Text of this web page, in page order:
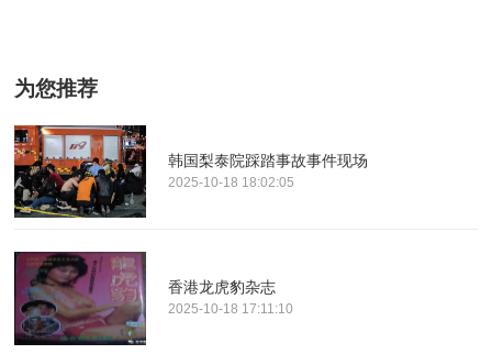
为您推荐
韩国梨泰院踩踏事故事件现场
2025-10-18 18:02:05
香港龙虎豹杂志
2025-10-18 17:11:10